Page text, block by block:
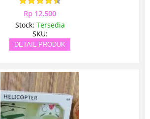
Rp 12.500
Stock: Tersedia
SKU:
DETAIL PRODUK